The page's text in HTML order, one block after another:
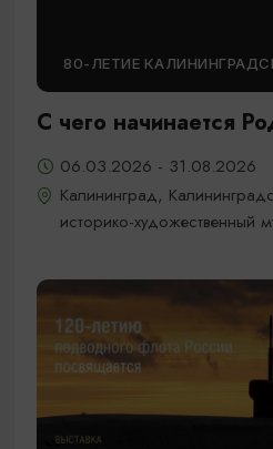
80-ЛЕТИЕ
С чего начинается
06.03.2026 - 31.08.2026
Калининград,
историко-художественный